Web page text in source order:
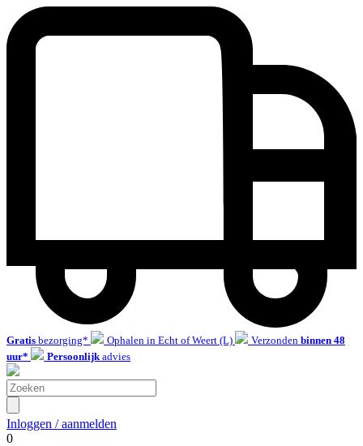
Gratis bezorging* Ophalen in Echt of Weert (L) Verzonden binnen 48
uur*
Persoonlijk advies
Inloggen / aanmelden
0